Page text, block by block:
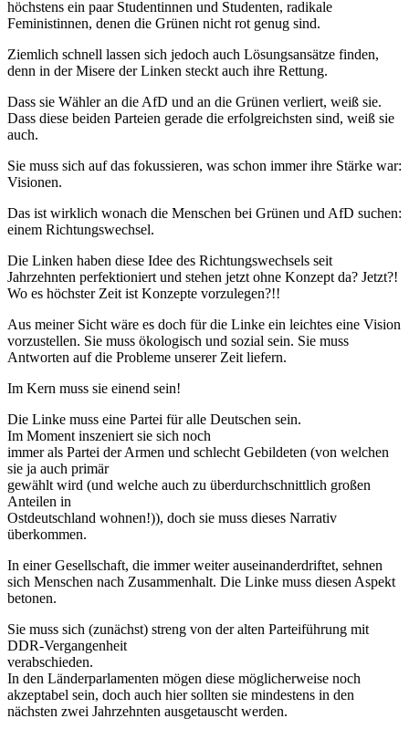
höchstens ein paar Studentinnen und Studenten, radikale
Feministinnen, denen die Grünen nicht rot genug sind.
Ziemlich schnell lassen sich jedoch auch Lösungsansätze finden,
denn in der Misere der Linken steckt auch ihre Rettung.
Dass sie Wähler an die AfD und an die Grünen verliert, weiß sie.
Dass diese beiden Parteien gerade die erfolgreichsten sind, weiß sie
auch.
Sie muss sich auf das fokussieren, was schon immer ihre Stärke war:
Visionen.
Das ist wirklich wonach die Menschen bei Grünen und AfD suchen:
einem Richtungswechsel.
Die Linken haben diese Idee des Richtungswechsels seit
Jahrzehnten perfektioniert und stehen jetzt ohne Konzept da? Jetzt?!
Wo es höchster Zeit ist Konzepte vorzulegen?!!
Aus meiner Sicht wäre es doch für die Linke ein leichtes eine Vision
vorzustellen. Sie muss ökologisch und sozial sein. Sie muss
Antworten auf die Probleme unserer Zeit liefern.
Im Kern muss sie einend sein!
Die Linke muss eine Partei für alle Deutschen sein.
Im Moment inszeniert sie sich noch
immer als Partei der Armen und schlecht Gebildeten (von welchen
sie ja auch primär
gewählt wird (und welche auch zu überdurchschnittlich großen
Anteilen in
Ostdeutschland wohnen!)), doch sie muss dieses Narrativ
überkommen.
In einer Gesellschaft, die immer weiter auseinanderdriftet, sehnen
sich Menschen nach Zusammenhalt. Die Linke muss diesen Aspekt
betonen.
Sie muss sich (zunächst) streng von der alten Parteiführung mit
DDR-Vergangenheit
verabschieden.
In den Länderparlamenten mögen diese möglicherweise noch
akzeptabel sein, doch auch hier sollten sie mindestens in den
nächsten zwei Jahrzehnten ausgetauscht werden.